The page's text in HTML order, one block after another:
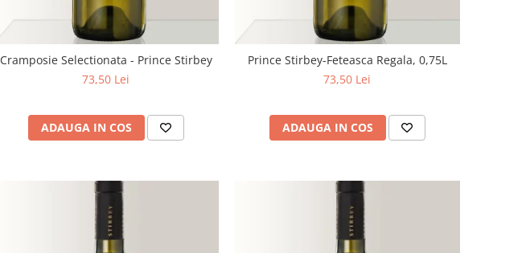
Cramposie Selectionata - Prince Stirbey
73,50 Lei
ADAUGA IN COS
Prince Stirbey-Feteasca Regala, 0,75L
73,50 Lei
ADAUGA IN COS